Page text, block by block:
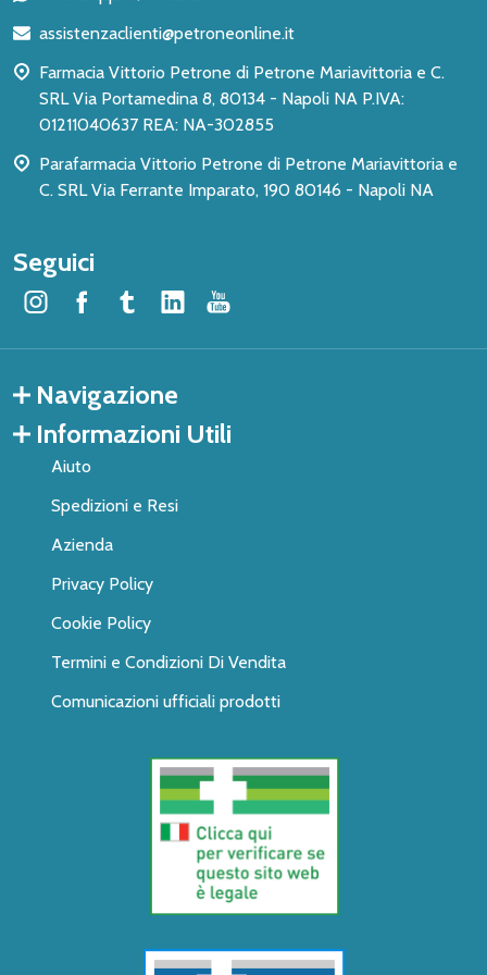
pagina
assistenzaclienti@petroneonline.it
Farmacia Vittorio Petrone di Petrone Mariavittoria e C.
SRL Via Portamedina 8, 80134 - Napoli NA P.IVA:
01211040637 REA: NA-302855
Parafarmacia Vittorio Petrone di Petrone Mariavittoria e
C. SRL Via Ferrante Imparato, 190 80146 - Napoli NA
Seguici
Navigazione
Informazioni Utili
Aiuto
Spedizioni e Resi
Azienda
Privacy Policy
Cookie Policy
Termini e Condizioni Di Vendita
Comunicazioni ufficiali prodotti